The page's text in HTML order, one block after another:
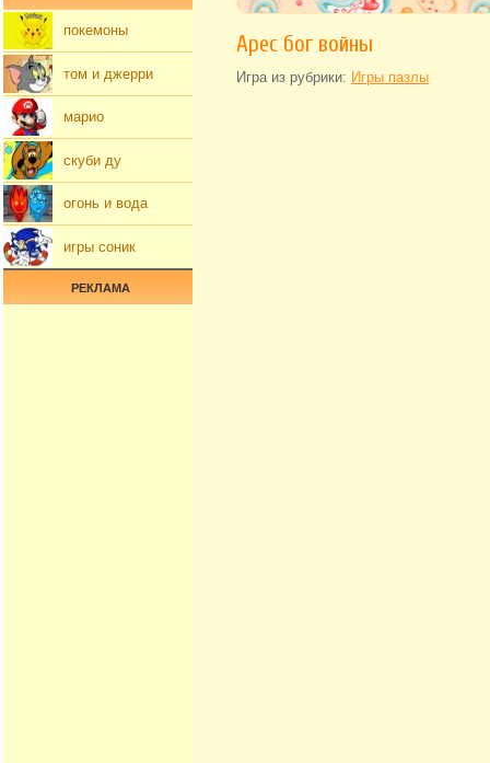
Арес бог войны
Игра из рубрики: Игры пазлы
покемоны
том и джерри
марио
скуби ду
огонь и вода
игры соник
РЕКЛАМА